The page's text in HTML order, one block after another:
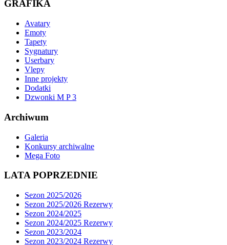
GRAFIKA
Avatary
Emoty
Tapety
Sygnatury
Userbary
Vlepy
Inne projekty
Dodatki
Dzwonki M P 3
Archiwum
Galeria
Konkursy archiwalne
Mega Foto
LATA POPRZEDNIE
Sezon 2025/2026
Sezon 2025/2026 Rezerwy
Sezon 2024/2025
Sezon 2024/2025 Rezerwy
Sezon 2023/2024
Sezon 2023/2024 Rezerwy